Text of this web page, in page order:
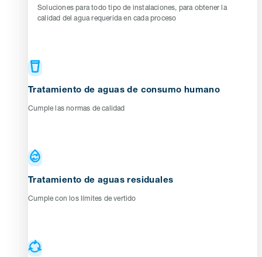
Soluciones para todo tipo de instalaciones, para obtener la
calidad del agua requerida en cada proceso
Tratamiento de aguas de consumo humano
Cumple las normas de calidad
Tratamiento de aguas residuales
Cumple con los límites de vertido